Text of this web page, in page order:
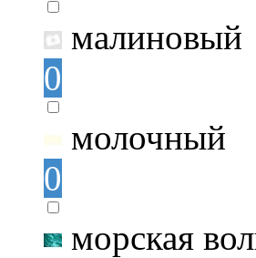
малиновый
0
молочный
0
морская